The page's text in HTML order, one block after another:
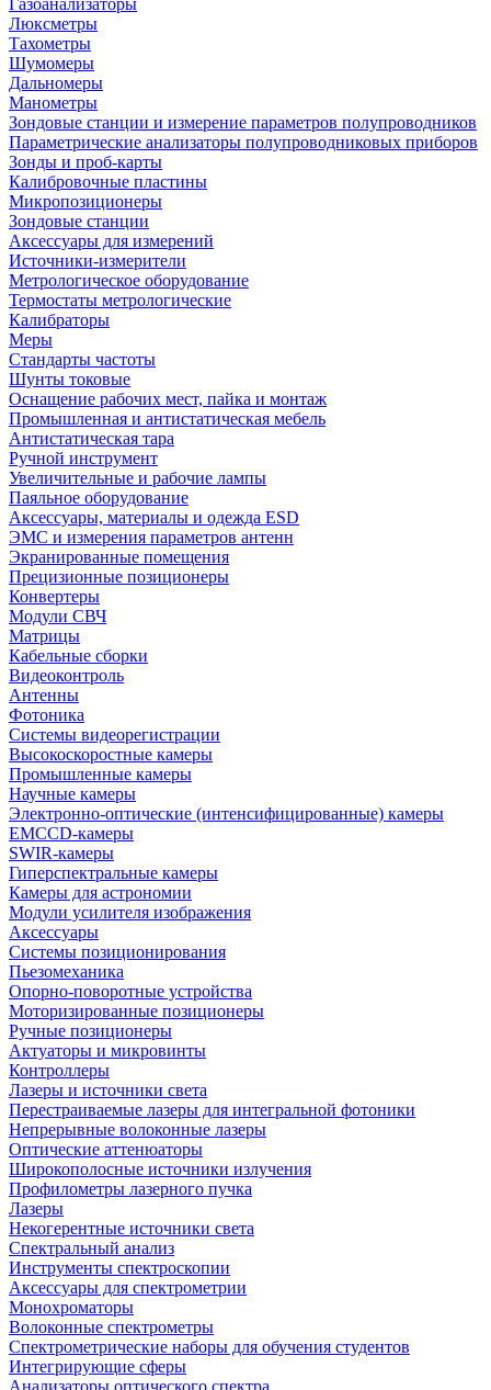
Газоанализаторы
Люксметры
Тахометры
Шумомеры
Дальномеры
Манометры
Зондовые станции и измерение параметров полупроводников
Параметрические анализаторы полупроводниковых приборов
Зонды и проб-карты
Калибровочные пластины
Микропозиционеры
Зондовые станции
Аксессуары для измерений
Источники-измерители
Метрологическое оборудование
Термостаты метрологические
Калибраторы
Меры
Стандарты частоты
Шунты токовые
Оснащение рабочих мест, пайка и монтаж
Промышленная и антистатическая мебель
Антистатическая тара
Ручной инструмент
Увеличительные и рабочие лампы
Паяльное оборудование
Аксессуары, материалы и одежда ESD
ЭМС и измерения параметров антенн
Экранированные помещения
Прецизионные позиционеры
Конвертеры
Модули СВЧ
Матрицы
Кабельные сборки
Видеоконтроль
Антенны
Фотоника
Cистемы видеорегистрации
Высокоскоростные камеры
Промышленные камеры
Научные камеры
Электронно-оптические (интенсифицированные) камеры
EMCCD-камеры
SWIR-камеры
Гиперспектральные камеры
Камеры для астрономии
Модули усилителя изображения
Аксессуары
Системы позиционирования
Пьезомеханика
Опорно-поворотные устройства
Моторизированные позиционеры
Ручные позиционеры
Актуаторы и микровинты
Контроллеры
Лазеры и источники света
Перестраиваемые лазеры для интегральной фотоники
Непрерывные волоконные лазеры
Оптические аттенюаторы
Широкополосные источники излучения
Профилометры лазерного пучка
Лазеры
Некогерентные источники света
Спектральный анализ
Инструменты спектроскопии
Аксессуары для спектрометрии
Монохроматоры
Волоконные спектрометры
Спектрометрические наборы для обучения студентов
Интегрирующие сферы
Анализаторы оптического спектра